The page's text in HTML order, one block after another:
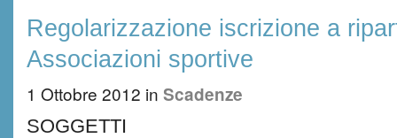
Regolarizzazione iscrizione a
Associazioni sportive
1 Ottobre 2012 in Scadenze
SOGGETTI